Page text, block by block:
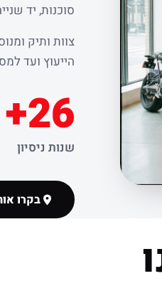
סוכנות, יד
צוות ותיק
הייעוץ ועד
26+
שנות ניסיון
בקרו